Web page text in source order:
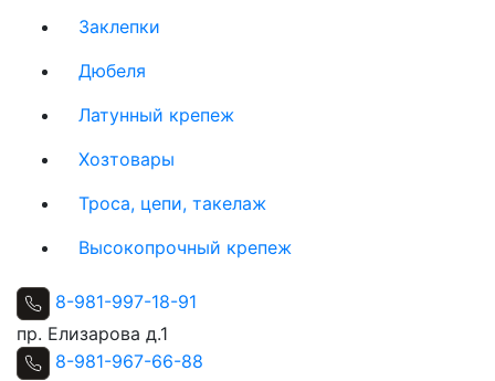
Заклепки
Дюбеля
Латунный крепеж
Хозтовары
Троса, цепи, такелаж
Высокопрочный крепеж
8-981-997-18-91
пр. Елизарова д.1
8-981-967-66-88